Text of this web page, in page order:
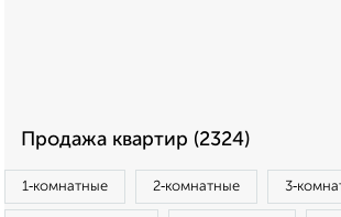
Продажа квартир (2324)
1‑комнатные 2‑комнатные